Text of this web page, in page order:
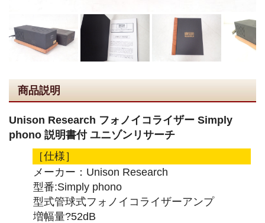
商品説明
Unison Research フォノイコライザー Simply
phono 説明書付 ユニゾンリサーチ
［仕様］
メーカー：Unison Research
型番:Simply phono
型式管球式フォノイコライザーアンプ
増幅量?52dB